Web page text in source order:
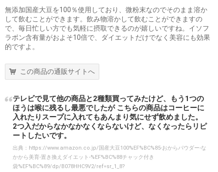
無添加国産大豆を100％使用しており、微粉末なのでそのまま溶か
して飲むことができます。飲み物溶かして飲むことができますの
で、毎日忙しい方でも気軽に摂取できるのが嬉しいですね。イソフ
ラボン含有量がおよそ10倍で、ダイエットだけでなく美容にも効果
的ですよ。
この商品の通販サイトへ
テレビで見て他の商品と2種類買ってみたけど、もう1つの
ほうは喉に残るし最悪でしたが こちらの商品はコーヒーに
入れたりスープに入れてもあんまり気にせず飲めました。
2つ入だからなかなかなくならないけど、なくなったらリピ
ートしたいです。
出典： https://www.amazon.co.jp/国産大豆100%EF%BC%85-おからパウダー-な
かから美育-置き換えダイエット-%EF%BC%88チャック付き
袋%EF%BC%89/dp/B078HHC9V2/ref=sr_1_8?